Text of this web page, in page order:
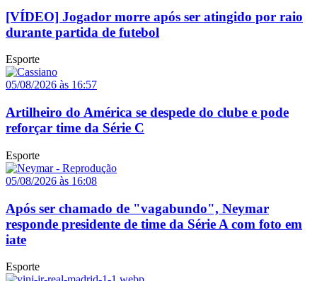
[VÍDEO] Jogador morre após ser atingido por raio
durante partida de futebol
Esporte
05/08/2026 às 16:57
Artilheiro do América se despede do clube e pode
reforçar time da Série C
Esporte
05/08/2026 às 16:08
Após ser chamado de "vagabundo", Neymar
responde presidente de time da Série A com foto em
iate
Esporte